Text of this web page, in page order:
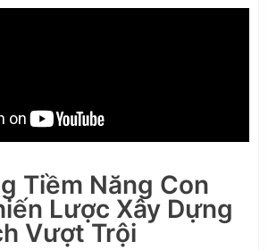
Tiềm Năng Con
Lược Xây Dựng
Vượt Trội